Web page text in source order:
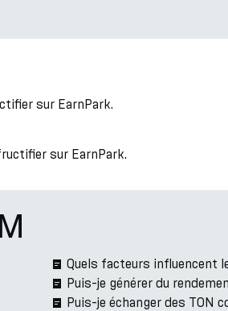
sur EarnPark.
sur EarnPark.
Quels facteurs influencent
Puis-je générer du
Puis-je échanger des TON